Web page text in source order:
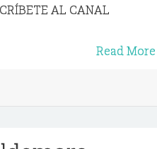
AL CANAL
Read More